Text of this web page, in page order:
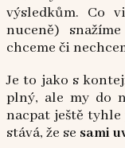
výsledkům. Co
nuceně)
chceme či
Je to jako s
plný, ale my do
nacpat ještě
stává, že se sami